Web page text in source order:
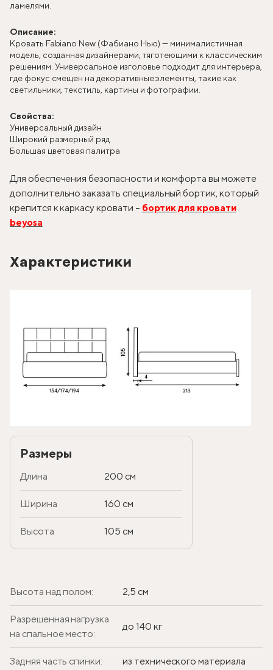
ламелями.
Описание:
Кровать Fabiano New (Фабиано Нью) — минималистичная
модель, созданная дизайнерами, тяготеющими к классическим
решениям. Универсальное изголовье подходит для интерьера,
где фокус смещен на декоративные элементы, такие как
светильники, текстиль, картины и фотографии.
Свойства:
Универсальный дизайн
Широкий размерный ряд
Большая цветовая палитра
Для обеспечения безопасности и комфорта вы можете
дополнительно заказать специальный бортик, который
крепится к каркасу кровати – бортик для кровати
beyosa
Характеристики
Размеры
Длина 200 см
Ширина 160 см
Высота 105 см
Высота над полом: 2,5 см
Разрешенная нагрузка
на спальное место:
до 140 кг
Задняя часть спинки: из технического материала